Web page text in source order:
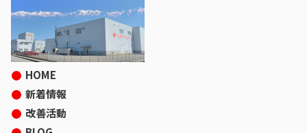
HOME
新着情報
改善活動